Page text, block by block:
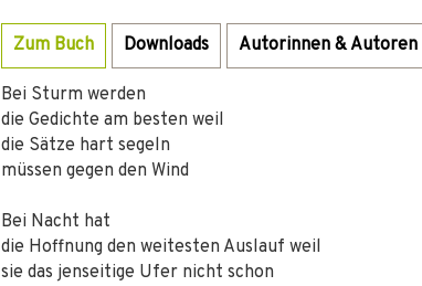
Zum Buch Downloads Autorinnen & Autoren
Bei Sturm werden
die Gedichte am besten weil
die Sätze hart segeln
müssen gegen den Wind
Bei Nacht hat
die Hoffnung den weitesten Auslauf weil
sie das jenseitige Ufer nicht schon